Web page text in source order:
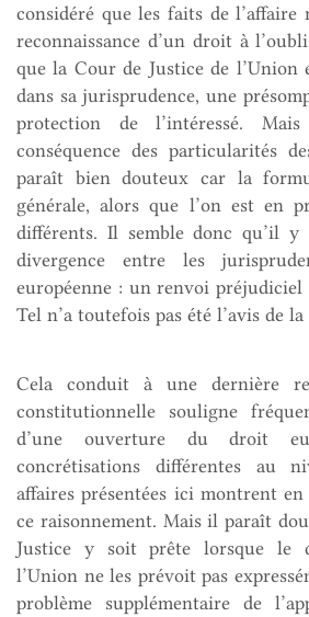
considéré que les faits de
reconnaissance d’un droit à
que la Cour de Justice de l’Union
dans sa jurisprudence, une
protection de l’intéressé.
conséquence des particularités
paraît bien douteux car la
générale, alors que l’on est en
différents. Il semble donc qu’il
divergence entre les
européenne : un renvoi
Tel n’a toutefois pas été l’avis de
Cela conduit à une dernière
constitutionnelle souligne
d’une ouverture du droit
concrétisations différentes au
affaires présentées ici montrent
ce raisonnement. Mais il paraît
Justice y soit prête lorsque le
l’Union ne les prévoit pas
problème supplémentaire de